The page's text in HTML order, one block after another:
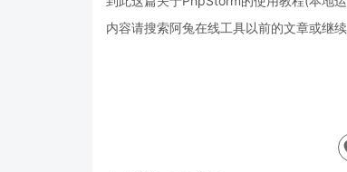
内容请搜索阿兔在线工具以前的文章或继